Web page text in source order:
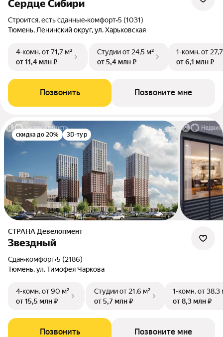
Сердце Сибири
Строится, есть сданные•комфорт•5 (1031)
Тюмень, Ленинский округ, ул. Харьковская
4-комн.от 71,7 м²
от 11,4 млн ₽
Студииот 24,5 м²
от 5,4 млн ₽
1-комн.от
от 6,1 млн ₽
Позвонить Позвоните мне
скидка до 20% 3D-тур
СТРАНА Девелопмент
Звездный
Сдан•комфорт•5 (2186)
Тюмень, ул. Тимофея Чаркова
4-комн.от 90 м²
от 15,5 млн ₽
Студииот 21,6 м²
от 5,7 млн ₽
1-комн.от 38,3
от 8,3 млн ₽
Позвонить Позвоните мне